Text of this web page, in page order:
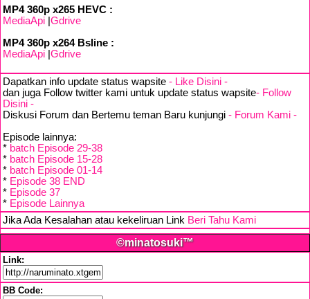
MP4 360p x265 HEVC :
MediaApi Gdrive
MP4 360p x264 Bsline :
MediaApi Gdrive
Dapatkan info update status wapsite - Like Disini -
dan juga Follow twitter kami untuk update status wapsite- Follow
Disini -
Diskusi Forum dan Bertemu teman Baru kunjungi - Forum Kami -
Episode lainnya:
* batch Episode 29-38
* batch Episode 15-28
* batch Episode 01-14
* Episode 38 END
* Episode 37
* Episode Lainnya
Jika Ada Kesalahan atau kekeliruan Link Beri Tahu Kami
©minatosuki™
Link:
BB Code: